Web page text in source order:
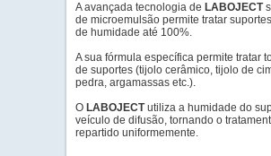
A avançada tecnologia de LABOJECT
de microemulsão permite tratar
de humidade até 100%.
A sua fórmula específica permite tratar
de suportes (tijolo cerâmico, tijolo de
pedra, argamassas etc.).
O LABOJECTutiliza a humidade do
veículo de difusão, tornando o
repartido uniformemente.